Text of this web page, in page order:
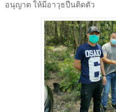
อนุญาต ให้มีอาวุธปืนติดตัว